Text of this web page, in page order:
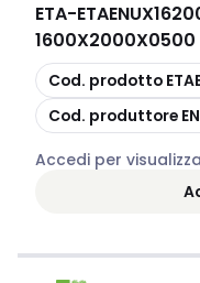
ETA-
1600X2000X0500
copia
Cod. prodotto
copia
Cod. produttore
Accedi per